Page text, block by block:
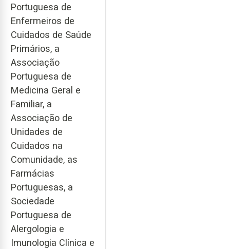
Portuguesa de
Enfermeiros de
Cuidados de Saúde
Primários, a
Associação
Portuguesa de
Medicina Geral e
Familiar, a
Associação de
Unidades de
Cuidados na
Comunidade, as
Farmácias
Portuguesas, a
Sociedade
Portuguesa de
Alergologia e
Imunologia Clínica e